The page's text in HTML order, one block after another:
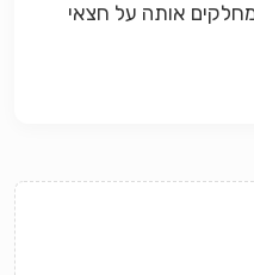
אותה על חצאי